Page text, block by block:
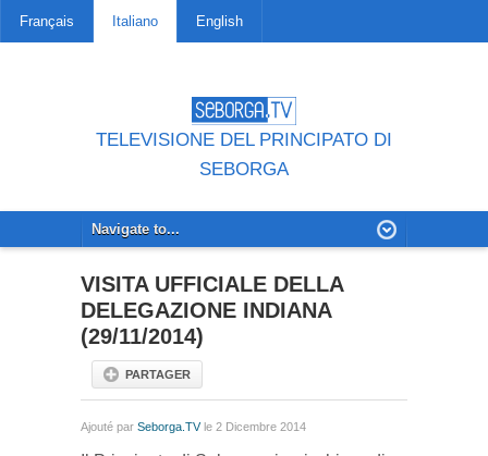
Français Italiano English
TELEVISIONE DEL PRINCIPATO DI
SEBORGA
VISITA UFFICIALE DELLA
DELEGAZIONE INDIANA
(29/11/2014)
PARTAGER
Ajouté par Seborga.TV le 2 Dicembre 2014